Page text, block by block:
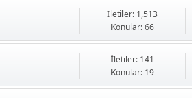
İletiler: 1,513
Konular: 66
İletiler: 141
Konular: 19